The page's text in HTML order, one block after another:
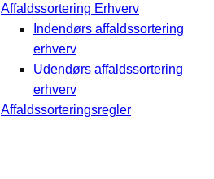
Affaldssortering Erhverv
Indendørs affaldssortering
erhverv
Udendørs affaldssortering
erhverv
Affaldssorteringsregler